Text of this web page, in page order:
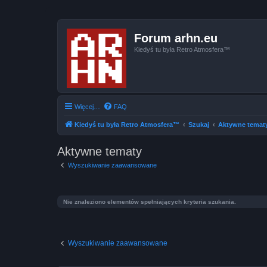
Forum arhn.eu
Kiedyś tu była Retro Atmosfera™
Więcej… FAQ
Kiedyś tu była Retro Atmosfera™ Szukaj Aktywne
Aktywne tematy
Wyszukiwanie zaawansowane
Nie znaleziono elementów spełniających kryteria szukania.
Wyszukiwanie zaawansowane